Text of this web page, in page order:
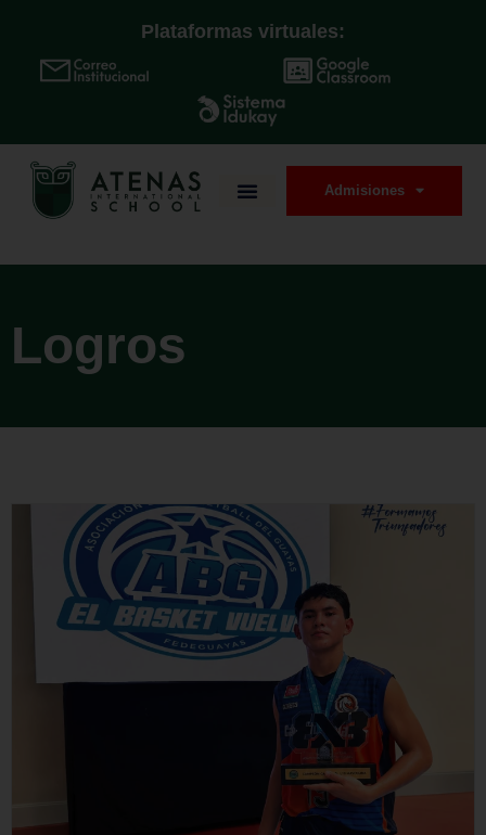
Plataformas virtuales:
Admisiones
Logros
Logros